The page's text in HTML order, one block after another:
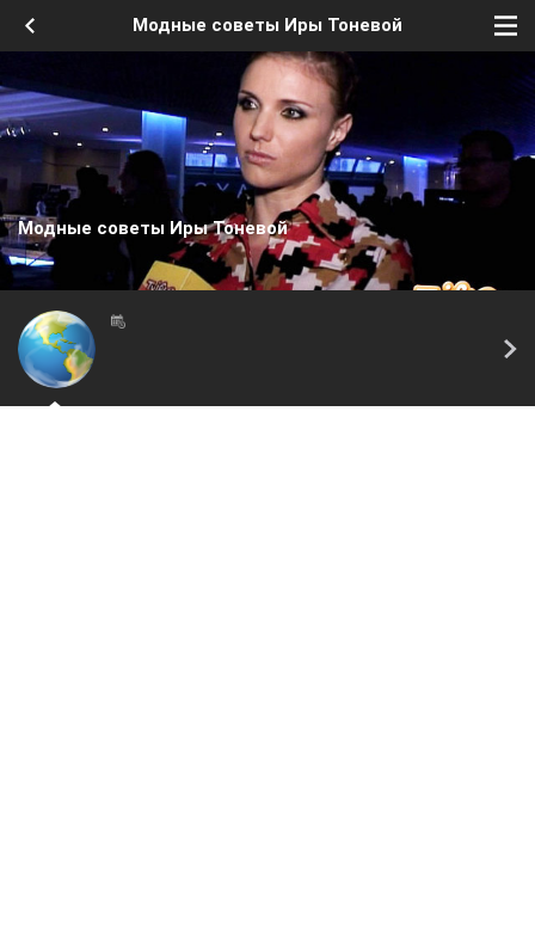
Модные советы Иры Тоневой
Модные советы Иры Тоневой